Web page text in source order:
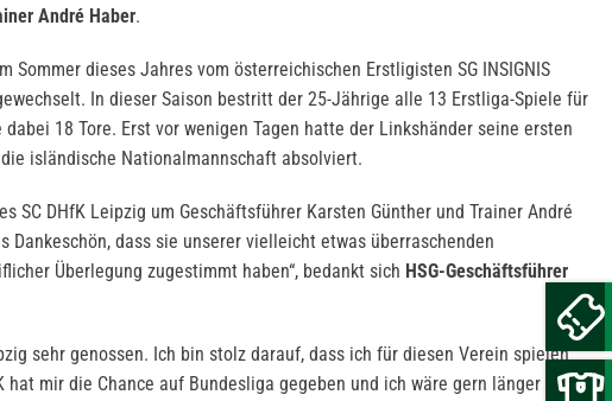
André Haber.
Sommer dieses Jahres vom österreichischen Erstligisten SG INSIGNIS
In dieser Saison bestritt der 25-Jährige alle 13 Erstliga-Spiele für
18 Tore. Erst vor wenigen Tagen hatte der Linkshänder seine ersten
isländische Nationalmannschaft absolviert.
SC DHfK Leipzig um Geschäftsführer Karsten Günther und Trainer André
Dankeschön, dass sie unserer vielleicht etwas überraschenden
Überlegung zugestimmt haben“, bedankt sich HSG-Geschäftsführer
sehr genossen. Ich bin stolz darauf, dass ich für diesen Verein spielen
hat mir die Chance auf Bundesliga gegeben und ich wäre gern länger in